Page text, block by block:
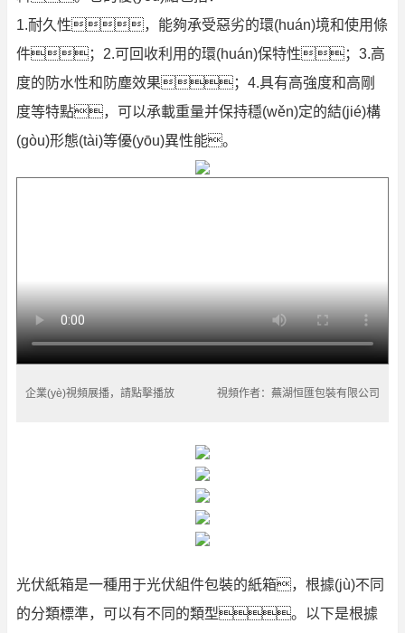
1.耐久性，能夠承受惡劣的環(huán)境和使用條
件；2.可回收利用的環(huán)保特性；3.高
度的防水性和防塵效果；4.具有高強度和高剛
度等特點，可以承載重量并保持穩(wěn)定的結(jié)構
(gòu)形態(tài)等優(yōu)異性能。
企業(yè)視頻展播，請點擊播放 視頻作者：蕪湖恒匯包裝有限公司
光伏紙箱是一種用于光伏組件包裝的紙箱，根據(jù)不同
的分類標準，可以有不同的類型。以下是根據